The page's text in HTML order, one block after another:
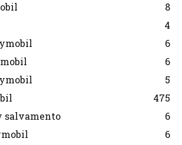
8
4
6
6
5
475
salvamento
6
6